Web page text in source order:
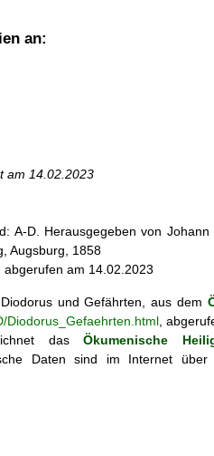
an:
am 14.02.2023
A-D. Herausgegeben von
Augsburg, 1858
abgerufen am 14.02.2023
Diodorus und Gefährten, aus dem
Diodorus_Gefaehrten.html ,
dasÖkumenische
Daten sind im Internet über